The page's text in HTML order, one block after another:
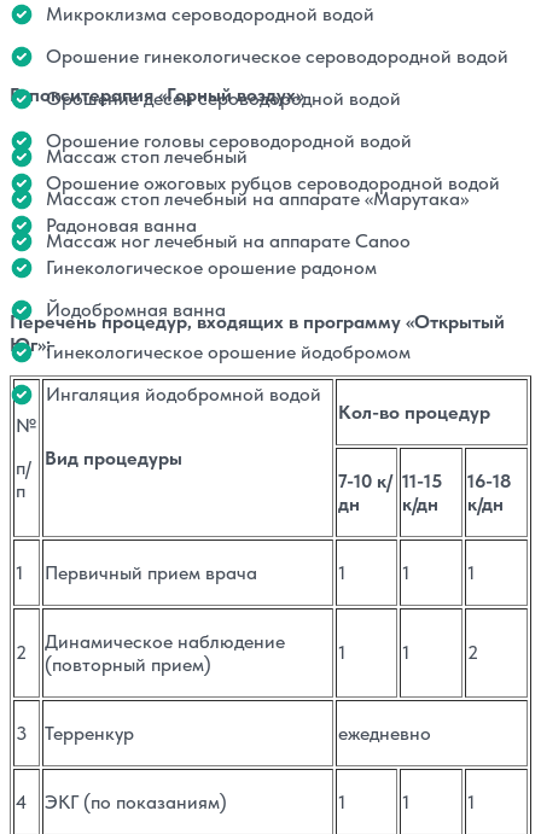
Микроклизма сероводородной водой
Орошение гинекологическое сероводородной водой
Орошение десен сероводородной водой
Орошение головы сероводородной водой
Орошение ожоговых рубцов сероводородной водой
Радоновая ванна
Гинекологическое орошение радоном
Йодобромная ванна
Гинекологическое орошение йодобромом
Ингаляция йодобромной водой
Гипокситерапия «Горный воздух»
Массаж стоп лечебный
Массаж стоп лечебный на аппарате «Марутака»
Массаж ног лечебный на аппарате Canoo
Перечень процедур, входящих в программу «Открытый
Юг»:
№
п/
п
Вид процедуры
Кол-во процедур
7-10 к/
дн
11-15
к/дн
16-18
к/дн
1 Первичный прием врача 1 1 1
2
Динамическое наблюдение
(повторный прием)
1 1 2
3 Терренкур ежедневно
4 ЭКГ (по показаниям) 1 1 1